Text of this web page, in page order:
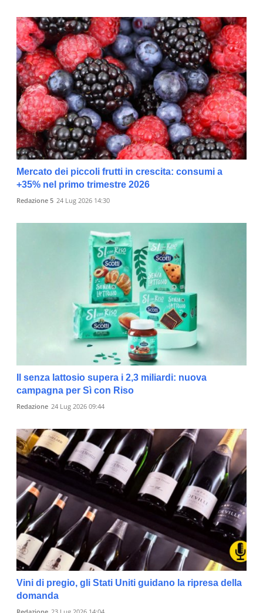
Mercato dei piccoli frutti in crescita: consumi a
+35% nel primo trimestre 2026
Redazione 5 24 Lug 2026 14:30
Il senza lattosio supera i 2,3 miliardi: nuova
campagna per Sì con Riso
Redazione 24 Lug 2026 09:44
Vini di pregio, gli Stati Uniti guidano la ripresa della
domanda